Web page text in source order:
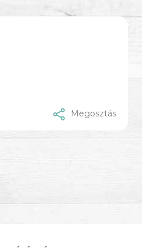
Megosztás